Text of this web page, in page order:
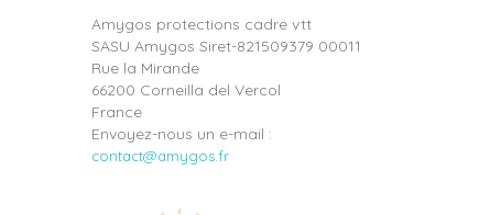
Amygos protections cadre vtt
SASU Amygos Siret-821509379 00011
Rue la Mirande
66200 Corneilla del Vercol
France
Envoyez-nous un e-mail :
contact@amygos.fr